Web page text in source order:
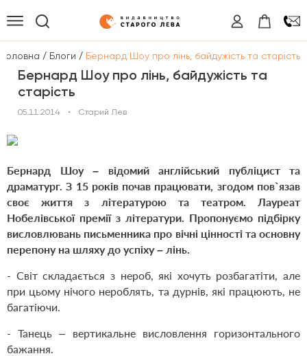
Головна / Блоги / Бернард Шоу про лінь, байдужість та старість
Бернард Шоу про лінь, байдужість та
старість
05.11.2014 • Старий Лев
Бернард Шоу – відомий англійський публіцист та
драматург. З 15 років почав працювати, згодом пов`язав
своє життя з літературою та театром. Лауреат
Нобелівської премії з літератури. Пропонуємо підбірку
висловлювань письменника про вічні цінності та основну
перепону на шляху до успіху – лінь.
- Світ складається з нероб, які хочуть розбагатіти, але
при цьому нічого нероблять, та дурнів, які працюють, не
багатіючи.
- Танець – вертикальне висловлення горизонтального
бажання.